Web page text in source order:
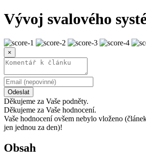
Vývoj svalového
×
Odeslat
Děkujeme za Vaše podněty.
Děkujeme za Vaše hodnocení.
Vaše hodnocení ovšem nebylo vloženo
jen jednou za den)!
Obsah